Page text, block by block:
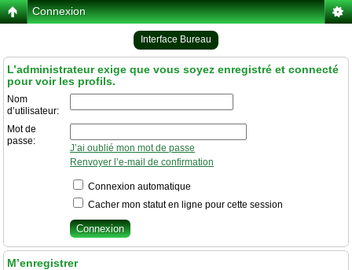
Connexion
Interface Bureau
L’administrateur exige que vous soyez enregistré et connecté
pour voir les profils.
Nom
d’utilisateur:
Mot de
passe:
J’ai oublié mon mot de passe
Renvoyer l’e-mail de confirmation
Connexion automatique
Cacher mon statut en ligne pour cette session
M’enregistrer